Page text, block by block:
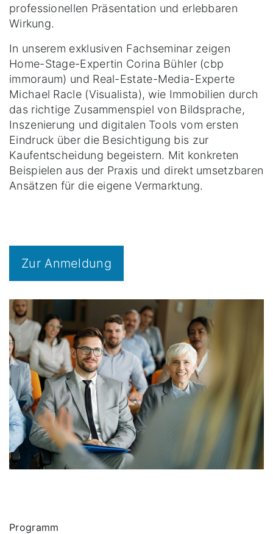
professionellen Präsentation und erlebbaren
Wirkung.
In unserem exklusiven Fachseminar zeigen
Home-Stage-Expertin Corina Bühler (cbp
immoraum) und Real-Estate-Media-Experte
Michael Racle (Visualista), wie Immobilien durch
das richtige Zusammenspiel von Bildsprache,
Inszenierung und digitalen Tools vom ersten
Eindruck über die Besichtigung bis zur
Kaufentscheidung begeistern. Mit konkreten
Beispielen aus der Praxis und direkt umsetzbaren
Ansätzen für die eigene Vermarktung.
Zur Anmeldung
Programm